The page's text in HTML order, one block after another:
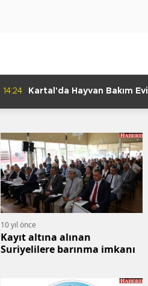
14:24
Kartal'da Hayvan Bakım Evi
10 yıl önce
Kayıt altına alınan
Suriyelilere barınma imkanı